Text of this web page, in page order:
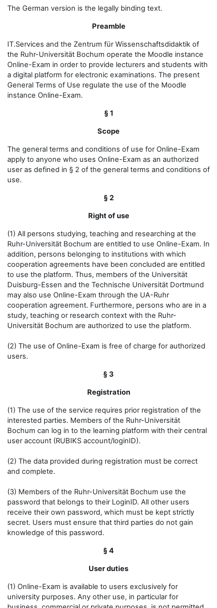
The German version is the legally binding text.
Preamble
IT.Services and the Zentrum für Wissenschaftsdidaktik of
the Ruhr-Universität Bochum operate the Moodle instance
Online-Exam in order to provide lecturers and students with
a digital platform for electronic examinations. The present
General Terms of Use regulate the use of the Moodle
instance Online-Exam.
§ 1
Scope
The general terms and conditions of use for Online-Exam
apply to anyone who uses Online-Exam as an authorized
user as defined in § 2 of the general terms and conditions of
use.
§ 2
Right of use
(1) All persons studying, teaching and researching at the
Ruhr-Universität Bochum are entitled to use Online-Exam. In
addition, persons belonging to institutions with which
cooperation agreements have been concluded are entitled
to use the platform. Thus, members of the Universität
Duisburg-Essen and the Technische Universität Dortmund
may also use Online-Exam through the UA-Ruhr
cooperation agreement. Furthermore, persons who are in a
study, teaching or research context with the Ruhr-
Universität Bochum are authorized to use the platform.
(2) The use of Online-Exam is free of charge for authorized
users.
§ 3
Registration
(1) The use of the service requires prior registration of the
interested parties. Members of the Ruhr-Universität
Bochum can log in to the learning platform with their central
user account (RUBIKS account/loginID).
(2) The data provided during registration must be correct
and complete.
(3) Members of the Ruhr-Universität Bochum use the
password that belongs to their LoginID. All other users
receive their own password, which must be kept strictly
secret. Users must ensure that third parties do not gain
knowledge of this password.
§ 4
User duties
(1) Online-Exam is available to users exclusively for
university purposes. Any other use, in particular for